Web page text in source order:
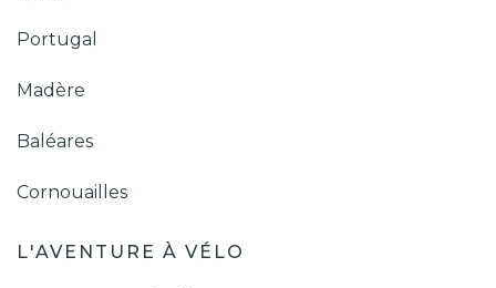
Portugal
Madère
Baléares
Cornouailles
L'AVENTURE À VÉLO